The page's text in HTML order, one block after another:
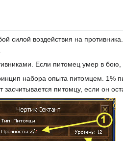
силой воздействия на
Если питомец умер в
набора опыта питомцем. 1%
питомцу, если он